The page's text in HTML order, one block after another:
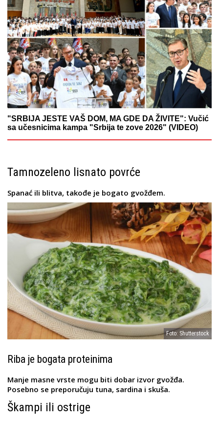
"SRBIJA JESTE VAŠ DOM, MA GDE DA ŽIVITE": Vučić
sa učesnicima kampa "Srbija te zove 2026" (VIDEO)
Tamnozeleno lisnato povrće
Spanać ili blitva, takođe je bogato gvožđem.
Foto: Shutterstock
Riba je bogata proteinima
Manje masne vrste mogu biti dobar izvor gvožđa.
Posebno se preporučuju tuna, sardina i skuša.
Škampi ili ostrige